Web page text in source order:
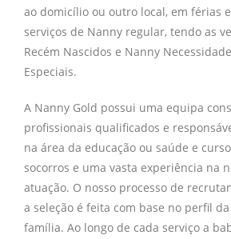
ao domicílio ou outro local, em férias
serviços de Nanny regular, tendo as
Recém Nascidos e Nanny
Especiais.
A Nanny Gold possui uma equipa
profissionais qualificados e
na área da educação ou saúde e
socorros e uma vasta experiência na
atuação. O nosso processo de
a seleção é feita com base no perfil
família. Ao longo de cada serviço a